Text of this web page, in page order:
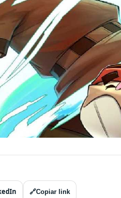
🔗Copiar link